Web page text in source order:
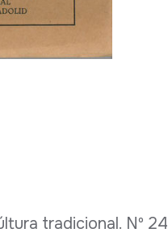
tradicional. Nº 24